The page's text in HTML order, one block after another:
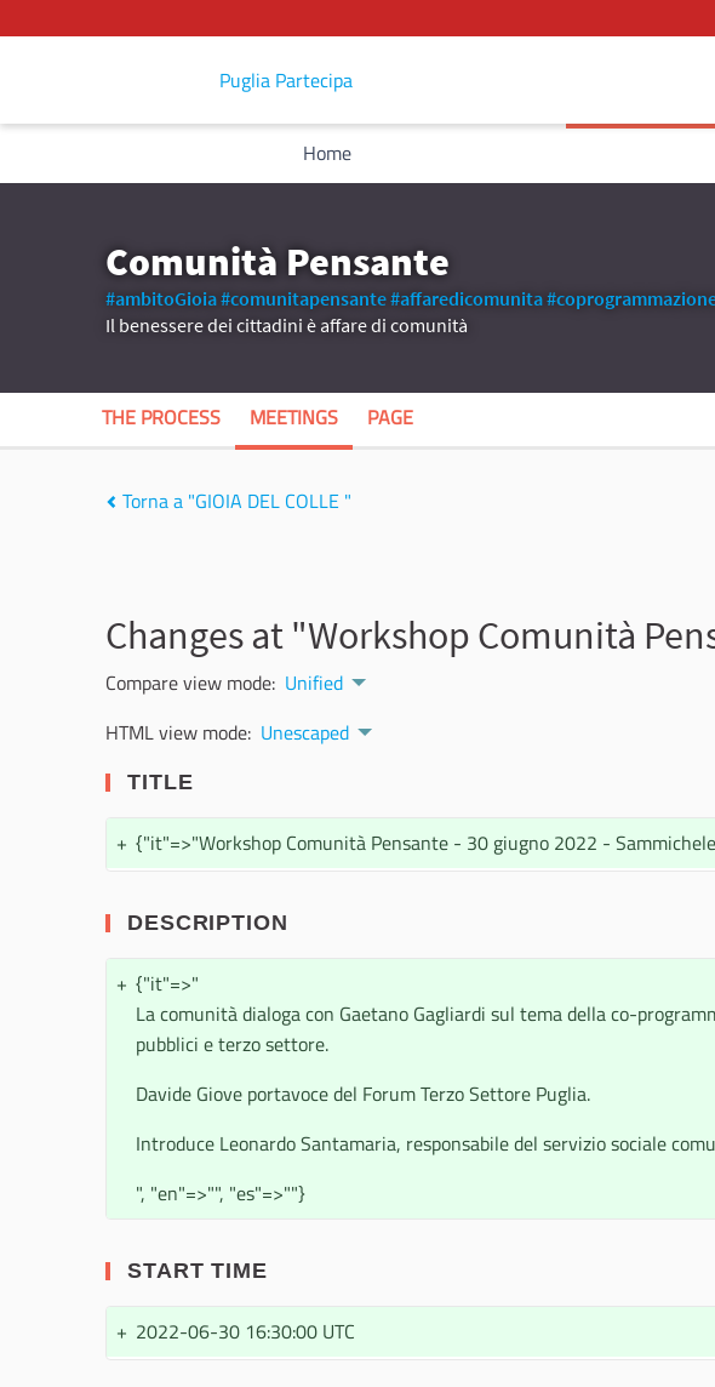
Puglia Partecipa
Home
Comunità Pensante
#ambitoGioia#comunitapensante#affaredicomunita
Il benessere dei cittadini è affare di comunità
THE PROCESS MEETINGS PAGE
Torna a "GIOIA DEL COLLE "
Changes at "Workshop Comunità
Compare view mode: Unified
HTML view mode: Unescaped
TITLE
+ {"it"=>"Workshop Comunità Pensante - 30 giugno 2022 -
DESCRIPTION
+ {"it"=>"
La comunità dialoga con Gaetano Gagliardi sul tema della co-
pubblici e terzo settore.
Davide Giove portavoce del Forum Terzo Settore Puglia.
Introduce Leonardo Santamaria, responsabile del servizio sociale
", "en"=>"", "es"=>""}
START TIME
+ 2022-06-30 16:30:00 UTC